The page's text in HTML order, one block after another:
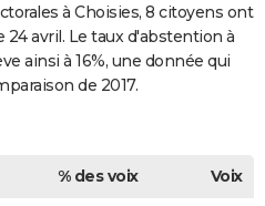
à Choisies, 8 citoyens ont
avril. Le taux d'abstention à
ainsi à 16%, une donnée qui
de 2017.
% des voix
Voix